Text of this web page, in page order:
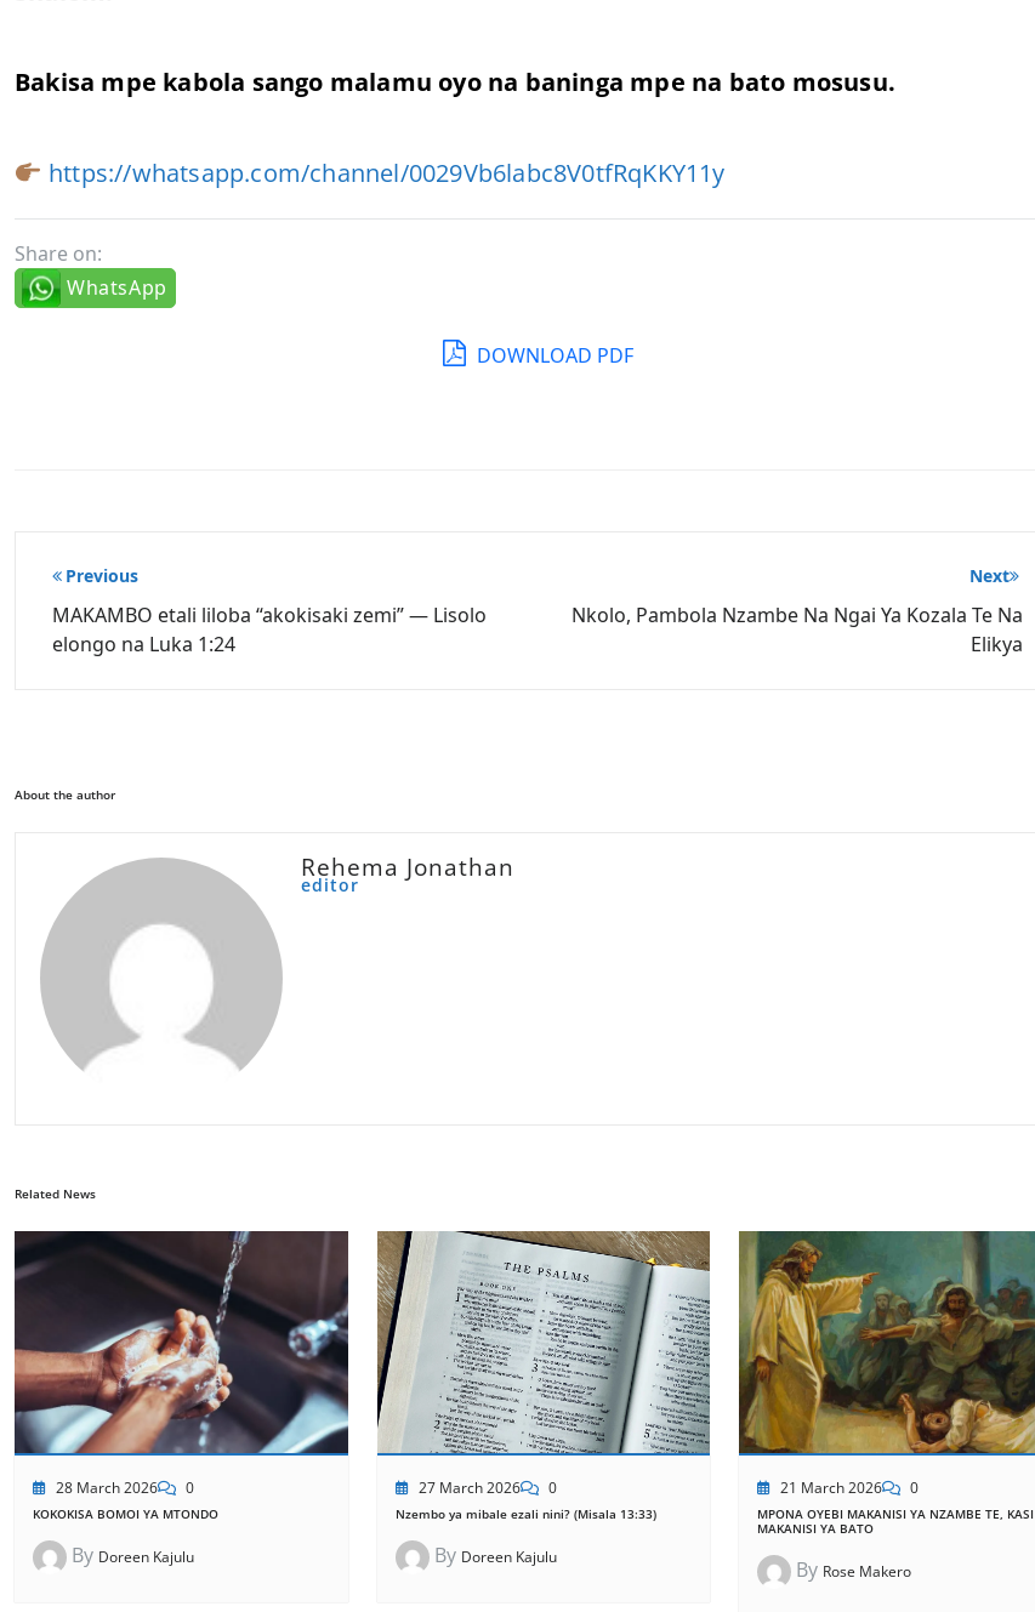
Bakisa mpe kabola sango malamu oyo na baninga mpe na bato mosusu.
https://whatsapp.com/channel/0029Vb6labc8V0tfRqKKY11y
Share on:
WhatsApp
DOWNLOAD PDF
Post
navigation
Previous
MAKAMBO etali liloba “akokisaki zemi” — Lisolo
elongo na Luka 1:24
Next
Nkolo, Pambola Nzambe Na Ngai Ya Kozala Te Na
Elikya
About the author
Rehema Jonathan
editor
Related News
28 March 2026 0
KOKOKISA BOMOI YA MTONDO
By Doreen Kajulu
27 March 2026 0
Nzembo ya mibale ezali nini? (Misala 13:33)
By Doreen Kajulu
21 March 2026 0
MPONA OYEBI MAKANISI YA NZAMBE TE, KASI
MAKANISI YA BATO
By Rose Makero